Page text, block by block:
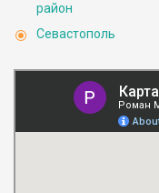
район
Севастополь